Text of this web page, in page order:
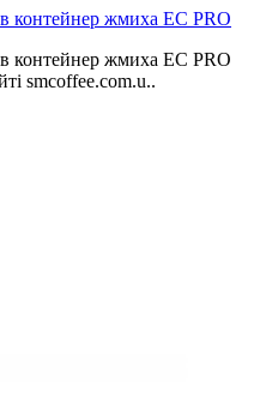
контейнер жмиха EC PRO
контейнер жмиха EC PRO
smcoffee.com.u..